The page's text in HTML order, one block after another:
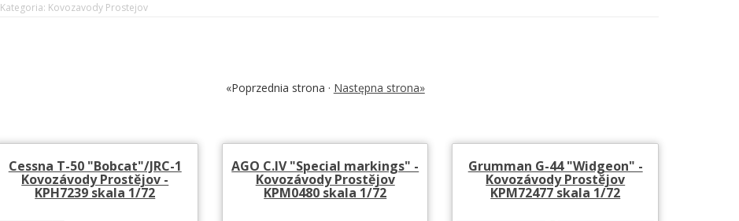
Kategoria: Kovozavody Prostejov
«Poprzednia strona · Następna strona»
Cessna T-50 "Bobcat"/JRC-1
Kovozávody Prostějov -
KPH7239 skala 1/72
AGO C.IV "Special markings" -
Kovozávody Prostějov
KPM0480 skala 1/72
Grumman G-44 "Widgeon" -
Kovozávody Prostějov
KPM72477 skala 1/72